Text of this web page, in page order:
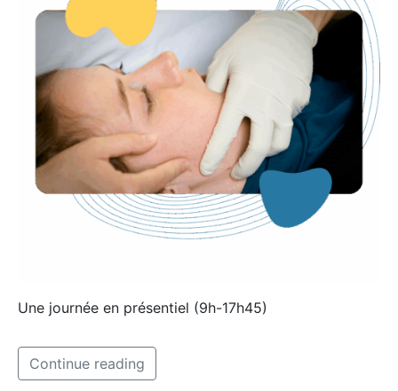
Une journée en présentiel (9h-17h45)
Continue reading